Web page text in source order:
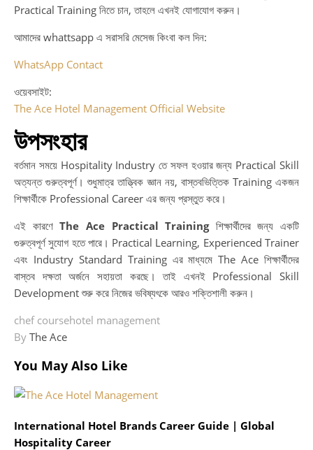
Practical Training নিতে চান, তাহলে এখনই যোগাযোগ করুন।
আমাদের whattsapp এ সরাসরি মেসেজ কিংবা কল দিন:
WhatsApp Contact
ওয়েবসাইট:
The Ace Hotel Management Official Website
উপসংহার
বর্তমান সময়ে Hospitality Industry তে সফল হওয়ার জন্য Practical Skill
অত্যন্ত গুরুত্বপূর্ণ। শুধুমাত্র তাত্ত্বিক জ্ঞান নয়, বাস্তবভিত্তিক Training একজন
শিক্ষার্থীকে Professional Career এর জন্য প্রস্তুত করে।
এই কারণেThe Ace Practical Trainingশিক্ষার্থীদের জন্য একটি
গুরুত্বপূর্ণ সুযোগ হতে পারে। Practical Learning, Experienced Trainer
এবং Industry Standard Training এর মাধ্যমে The Ace শিক্ষার্থীদের
বাস্তব দক্ষতা অর্জনে সহায়তা করছে। তাই এখনই Professional Skill
Development শুরু করে নিজের ভবিষ্যৎকে আরও শক্তিশালী করুন।
chef coursehotel management
By The Ace
You May Also Like
International Hotel Brands Career Guide | Global
Hospitality Career